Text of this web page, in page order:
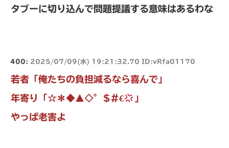
タブーに切り込んで問題提議する意味はあるわな
400: 2025/07/09(水) 19:21:32.70 ID:vRfa01170
若者「俺たちの負担減るなら喜んで」
年寄り「☆＊◆▲◇°$#€ 」
やっぱ老害よ